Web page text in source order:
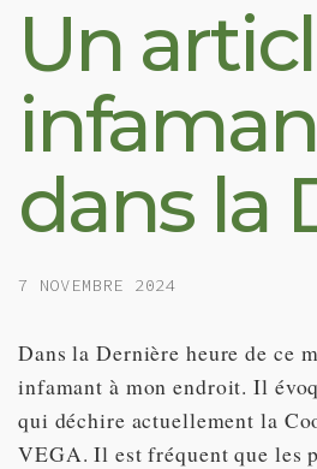
Un
dans la
7 NOVEMBRE 2024
Dans la Dernière heure de ce
infamant à mon endroit. Il
qui déchire actuellement la
VEGA. Il est fréquent que les